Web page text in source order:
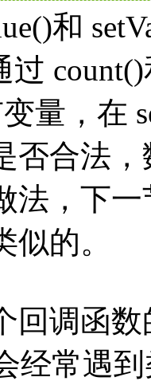
和
过
量，在
否合法
法，下
的。
回调函
经常遇